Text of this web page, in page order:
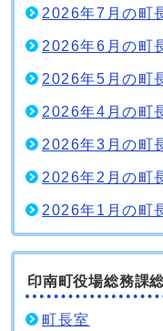
2026年7月の町
2026年6月の町
2026年5月の町
2026年4月の町
2026年3月の町
2026年2月の町
2026年1月の町
印南町役場総務課
町長室